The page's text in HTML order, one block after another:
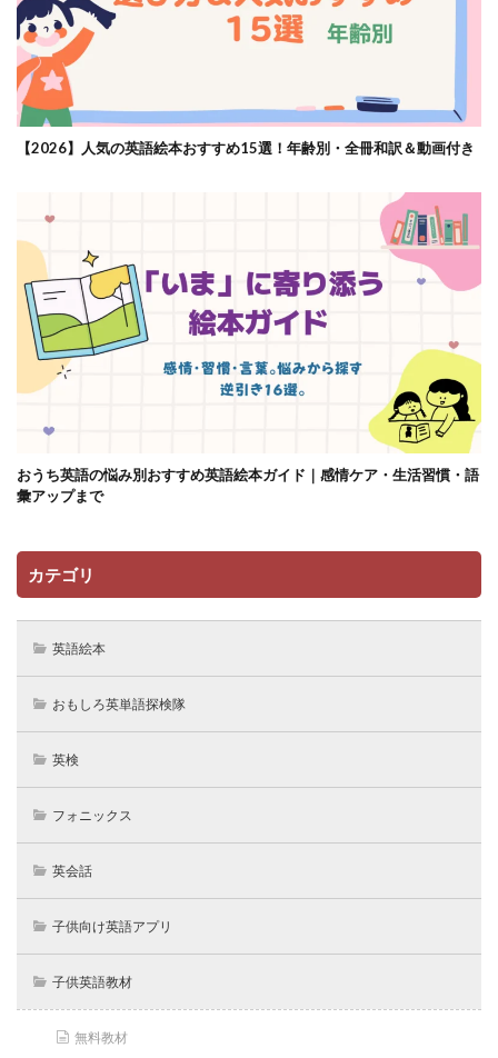
【2026】人気の英語絵本おすすめ15選！年齢別・全冊和訳＆動画付き
おうち英語の悩み別おすすめ英語絵本ガイド｜感情ケア・生活習慣・語
彙アップまで
カテゴリ
英語絵本
おもしろ英単語探検隊
英検
フォニックス
英会話
子供向け英語アプリ
子供英語教材
無料教材